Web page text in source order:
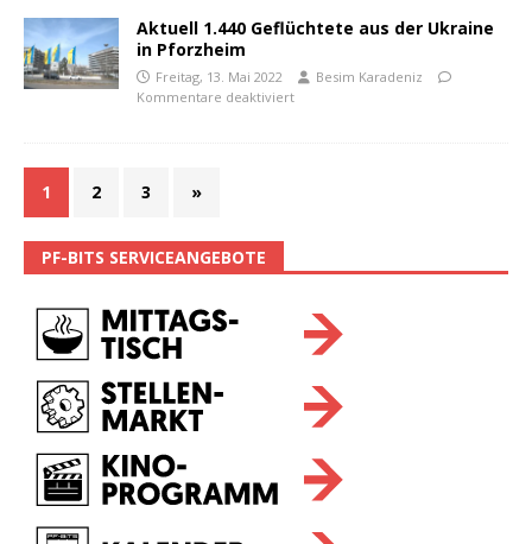
Aktuell 1.440 Geflüchtete aus der Ukraine
in Pforzheim
Freitag, 13. Mai 2022
Besim Karadeniz
Kommentare deaktiviert
1 2 3 »
PF-BITS SERVICEANGEBOTE